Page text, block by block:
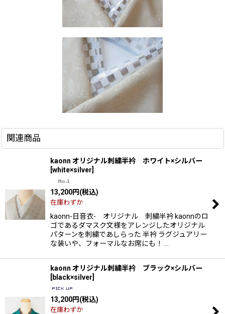
関連商品
kaonn オリジナル刺繍半衿 ホワイト×シルバー
white×silver
13,200円(税込)
在庫わずか
kaonn-日音衣- オリジナル 刺繍半衿 kaonnのロ
ゴであるダマスク文様をアレンジしたオリジナル
パターンを刺繍であしらった 半衿 ラグジュアリー
な装いや、フォーマルなお席にも！ …
kaonn オリジナル刺繍半衿 ブラック×シルバー
black×silver
13,200円(税込)
在庫わずか